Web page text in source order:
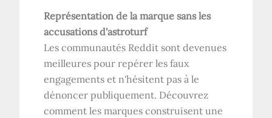
Représentation de la marque sans les
accusations d'astroturf
Les communautés Reddit sont devenues
meilleures pour repérer les faux
engagements et n'hésitent pas à le
dénoncer publiquement. Découvrez
comment les marques construisent une